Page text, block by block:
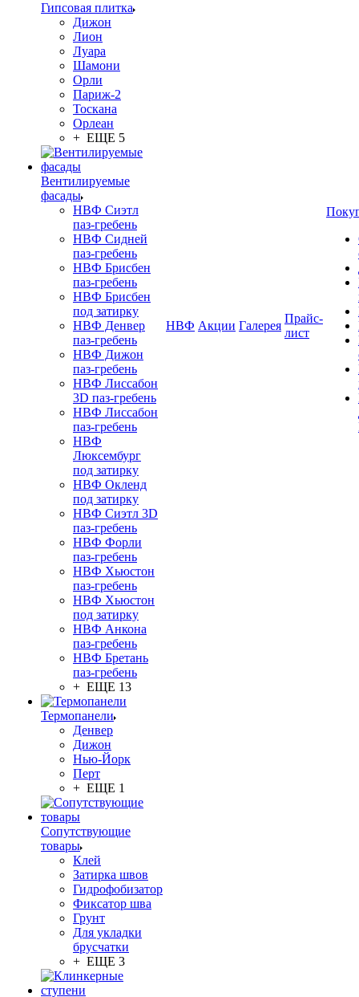
Гипсовая плитка
Дижон
Лион
Луара
Шамони
Орли
Париж-2
Тоскана
Орлеан
+ ЕЩЕ 5
Вентилируемые
фасады
НВФ Сиэтл
паз-гребень
НВФ Сидней
паз-гребень
НВФ Брисбен
паз-гребень
НВФ Брисбен
под затирку
НВФ Денвер
паз-гребень
НВФ Дижон
паз-гребень
НВФ Лиссабон
3D паз-гребень
НВФ Лиссабон
паз-гребень
НВФ
Люксембург
под затирку
НВФ Окленд
под затирку
НВФ Сиэтл 3D
паз-гребень
НВФ Форли
паз-гребень
НВФ Хьюстон
паз-гребень
НВФ Хьюстон
под затирку
НВФ Анкона
паз-гребень
НВФ Бретань
паз-гребень
+ ЕЩЕ 13
Термопанели
Денвер
Дижон
Нью-Йорк
Перт
+ ЕЩЕ 1
Сопутствующие
товары
Клей
Затирка швов
Гидрофобизатор
Фиксатор шва
Грунт
Для укладки
брусчатки
+ ЕЩЕ 3
НВФ Акции Галерея
Прайс-
лист